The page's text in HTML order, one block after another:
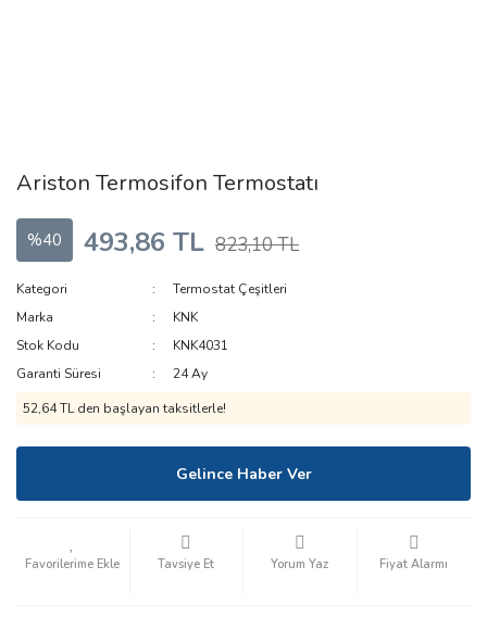
Ariston Termosifon Termostatı
%40 493,86 TL 823,10 TL
Kategori
Termostat Çeşitleri
Marka
KNK
Stok Kodu
KNK4031
Garanti Süresi
24 Ay
52,64 TL den başlayan taksitlerle!
Gelince Haber Ver
Tavsiye Et Yorum Yaz Fiyat Alarmı